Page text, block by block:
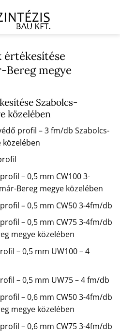
értékesítése
Bereg megye
Szabolcs-
közelében
profil – 3 fm/db Szabolcs-
közelében
– 0,5 mm CW100 3-
Bereg megye közelében
– 0,5 mm CW50 3-4fm/db
– 0,5 mm CW75 3-4fm/db
megye közelében
– 0,5 mm UW100 – 4
– 0,5 mm UW75 – 4 fm/db
– 0,6 mm CW50 3-4fm/db
megye közelében
– 0,6 mm CW75 3-4fm/db